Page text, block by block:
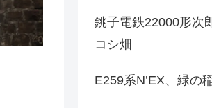
銚子電鉄22000形次
コシ畑
E259系N’EX、緑の